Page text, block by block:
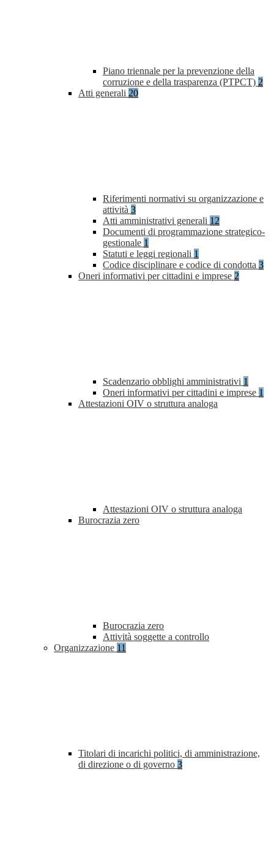
Piano triennale per la prevenzione della
corruzione e della trasparenza (PTPCT) 2
Atti generali 20
Riferimenti normativi su organizzazione e
attività 3
Atti amministrativi generali 12
Documenti di programmazione strategico-
gestionale 1
Statuti e leggi regionali 1
Codice disciplinare e codice di condotta 3
Oneri informativi per cittadini e imprese 2
Scadenzario obblighi amministrativi 1
Oneri informativi per cittadini e imprese 1
Attestazioni OIV o struttura analoga
Attestazioni OIV o struttura analoga
Burocrazia zero
Burocrazia zero
Attività soggette a controllo
Organizzazione 11
Titolari di incarichi politici, di amministrazione,
di direzione o di governo 3